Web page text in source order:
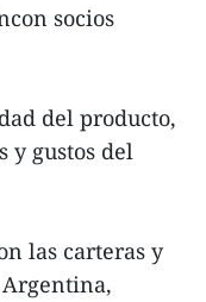
socios
del producto,
y gustos del
las carteras y